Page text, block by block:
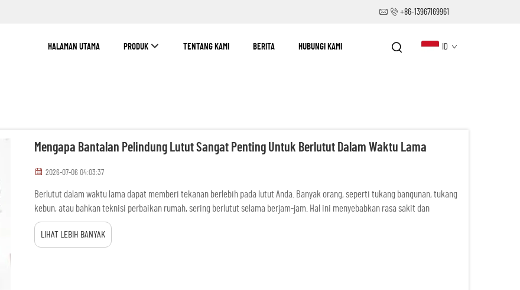
+86-13967169961
HALAMAN UTAMA PRODUK TENTANG KAMI BERITA HUBUNGI KAMI ID
Mengapa Bantalan Pelindung Lutut Sangat Penting Untuk Berlutut Dalam Waktu Lama
2026-07-06 04:03:37
Berlutut dalam waktu lama dapat memberi tekanan berlebih pada lutut Anda. Banyak orang, seperti tukang bangunan, tukang
kebun, atau bahkan teknisi perbaikan rumah, sering berlutut selama berjam-jam. Hal ini menyebabkan rasa sakit dan
ketidaknyamanan. Di sinilah bantalan pelindung lutut berlapis empuk sangat berguna....
LIHAT LEBIH BANYAK